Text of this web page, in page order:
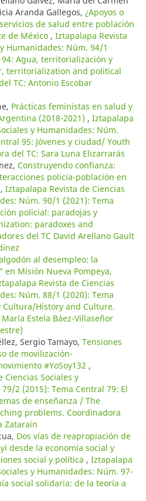
Aranda Gallegos, ¿Apoyos o
de salud entre población
de México , Iztapalapa Revista
Humanidades: Núm. 94/1
Agua, territorialización y
territorialization and political
TC: Antonio Escobar
Prácticas feministas en salud y
(2018-2021) , Iztapalapa
y Humanidades: Núm.
95: Jóvenes y ciudad/ Youth
del TC: Sara Luna Elizarrarás
Construyendo confianza:
policía-población en
, Iztapalapa Revista de Ciencias
Núm. 90/1 (2021): Tema
policial: paradojas y
paradoxes and
del TC David Arellano Gault
al desempleo: la
en Misión Nueva Pompeya,
Revista de Ciencias
Núm. 88/1 (2020): Tema
Cultura/History and Culture.
Estela Báez-Villaseñor
Sergio Tamayo, Tensiones
de movilización-
#YoSoy132 ,
Ciencias Sociales y
2 (2015): Tema Central 79: El
de enseñanza / The
problems. Coordinadora
Zatarain
Dos vías de reapropiación de
desde la economía social y
social y política , Iztapalapa
y Humanidades: Núm. 97-
social solidaria: de la teoría a